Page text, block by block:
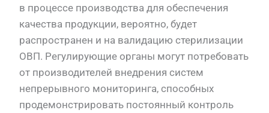
в процессе производства для обеспечения
качества продукции, вероятно, будет
распространен и на валидацию стерилизации
ОВП. Регулирующие органы могут потребовать
от производителей внедрения систем
непрерывного мониторинга, способных
продемонстрировать постоянный контроль